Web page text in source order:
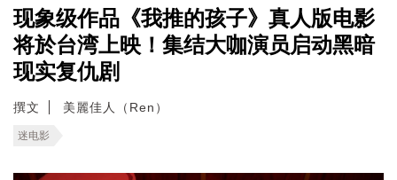
现象级作品《我推的孩子》真人版电影
将於台湾上映！集结大咖演员启动黑暗
现实复仇剧
撰文 美麗佳人（Ren）
迷电影